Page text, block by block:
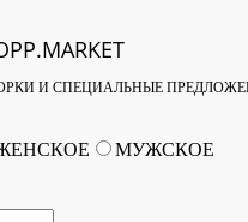
И СПЕЦИАЛЬНЫЕ
МУЖСКОЕ